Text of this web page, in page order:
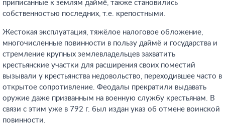
приписанные к землям даймё, также становились
собственностью последних, т.е. крепостными.
Жестокая эксплуатация, тяжёлое налоговое обложение,
многочисленные повинности в пользу даймё и государства и
стремление крупных землевладельцев захватить
крестьянские участки для расширения своих поместий
вызывали у крестьянства недовольство, переходившее часто в
открытое сопротивление. Феодалы прекратили выдавать
оружие даже призванным на военную службу крестьянам. В
связи с этим уже в 792 г. был издан указ об отмене воинской
повинности.